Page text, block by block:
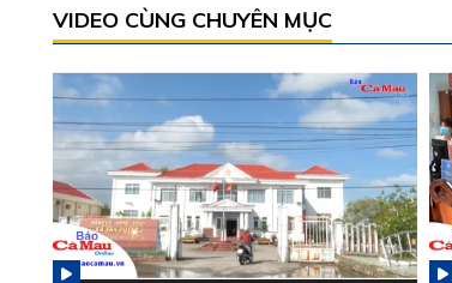
VIDEO CÙNG CHUYÊN MỤC